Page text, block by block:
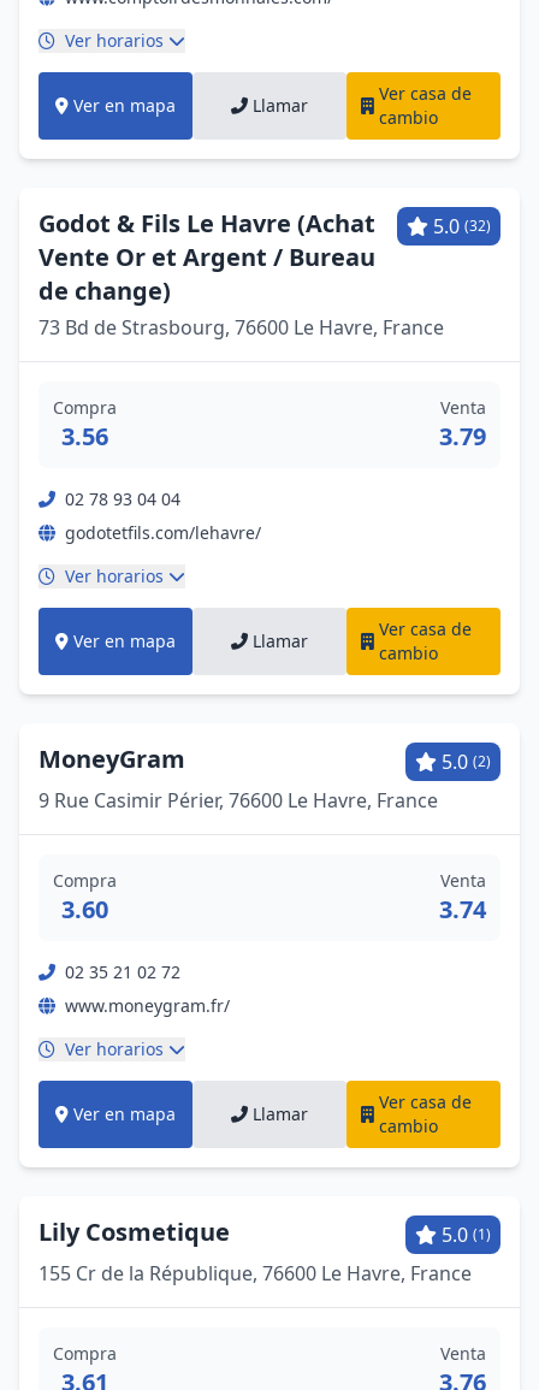
Ver horarios
Ver en mapa Llamar
Ver casa de
cambio
Godot & Fils Le Havre (Achat
Vente Or et Argent / Bureau
de change)
5.0 (32)
73 Bd de Strasbourg, 76600 Le Havre, France
Compra
3.56
Venta
3.79
02 78 93 04 04
godotetfils.com/lehavre/
Ver horarios
Ver en mapa Llamar
Ver casa de
cambio
MoneyGram 5.0 (2)
9 Rue Casimir Périer, 76600 Le Havre, France
Compra
3.60
Venta
3.74
02 35 21 02 72
www.moneygram.fr/
Ver horarios
Ver en mapa Llamar
Ver casa de
cambio
Lily Cosmetique 5.0 (1)
155 Cr de la République, 76600 Le Havre, France
Compra
3.61
Venta
3.76